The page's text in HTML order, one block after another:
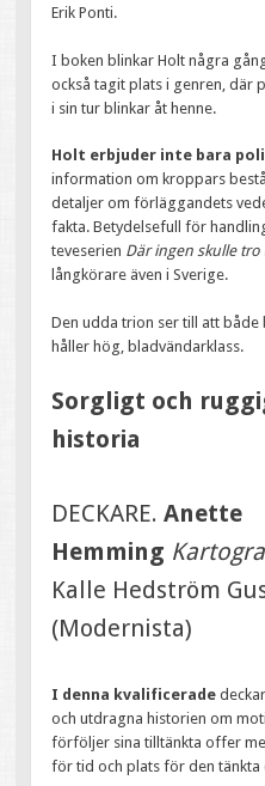
Erik Ponti.
I boken blinkar Holt några
också tagit plats i genren, där
i sin tur blinkar åt henne.
Holt erbjuder inte bara
information om kroppars
detaljer om förläggandets
fakta. Betydelsefull för
teveserien Där ingen skulle
långkörare även i Sverige.
Den udda trion ser till att
håller hög, bladvändarklass.
Sorgligt och
historia
DECKARE.Anette
Hemming
Kalle Hedström
(Modernista)
I denna kvalificerade
och utdragna historien om
förföljer sina tilltänkta offer
för tid och plats för den tänkta